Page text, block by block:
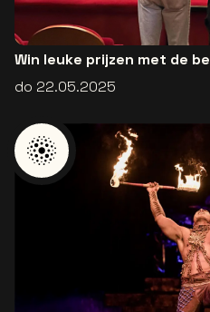
Win leuke prijzen met de
do 22.05.2025